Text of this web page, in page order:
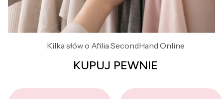
Kilka słów o Afilia SecondHand Online
KUPUJ PEWNIE